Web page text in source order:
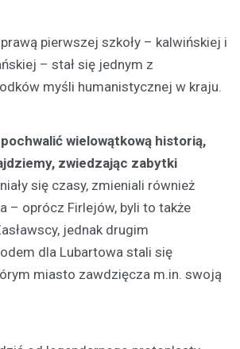
pierwszej szkoły – kalwińskiej i
– stał się jednym z
myśli humanistycznej w kraju.
wielowątkową historią,
zwiedzając zabytki
się czasy, zmieniali również
– oprócz Firlejów, byli to także
jednak drugim
dla Lubartowa stali się
miasto zawdzięcza m.in. swoją